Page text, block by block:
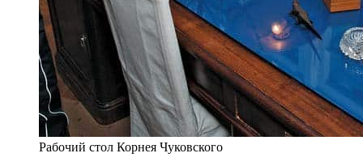
Рабочий стол Корнея Чуковского